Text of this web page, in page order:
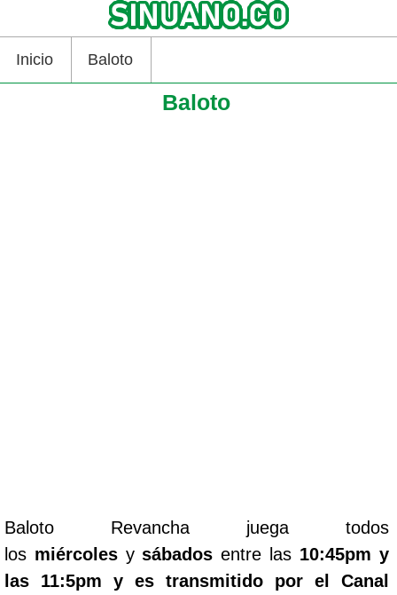
Inicio Baloto
Baloto
Baloto Revancha juega todos
los miércolesysábados entre las 10:45pm y
las 11:5pm y es transmitido por el Canal